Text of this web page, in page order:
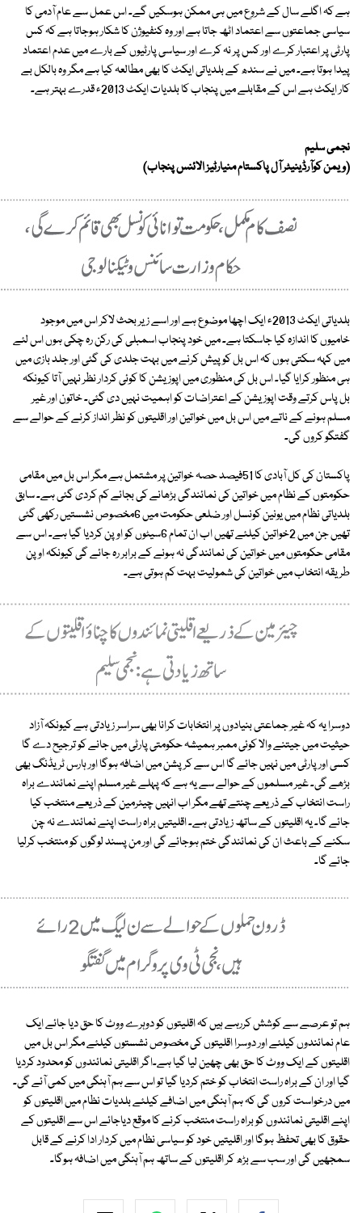
ہے کہ اگلے سال کے شروع میں ہی ممکن ہوسکیں گے۔ اس عمل سے عام آدمی کا
سیاسی جماعتوں سے اعتماد اٹھ جاتا ہے اور وہ کنفیوژن کا شکار ہوجاتا ہے کہ کس
پارٹی پر اعتبار کرے اور کس پر نہ کرے اور سیاسی پارٹیوں کے بارے میں عدم اعتماد
پیدا ہوتا ہے۔ میں نے سندھ کے بلدیاتی ایکٹ کا بھی مطالعہ کیا ہے مگر وہ بالکل بے
کار ایکٹ ہے اس کے مقابلے میں پنجاب کا بلدیات ایکٹ 2013ء قدرے بہتر ہے۔
نجمی سلیم
(ویمن کوآرڈینیٹر آل پاکستام منیارٹیز الائنس پنجاب)
بلدیاتی ایکٹ 2013ء ایک اچھا موضوع ہے اور اسے زیر بحث لاکر اس میں موجود
خامیوں کا اندازہ کیا جاسکتا ہے۔ میں خود پنجاب اسمبلی کی رکن رہ چکی ہوں اس لئے
میں کہہ سکتی ہوں کہ اس بل کو پیش کرنے میں بہت جلدی کی گئی اور جلد بازی میں
ہی منظور کرایا گیا۔ اس بل کی منظوری میں اپوزیشن کا کوئی کردار نظر نہیں آتا کیونکہ
بل پاس کرتے وقت اپوزیشن کے اعتراضات کو اہمیت نہیں دی گئی۔ خاتون اور غیر
مسلم ہونے کے ناتے میں اس بل میں خواتین اور اقلیتوں کو نظر انداز کرنے کے حوالے سے
گفتگو کروں گی۔
پاکستان کی کل آبادی کا 51فیصد حصہ خواتین پر مشتمل ہے مگر اس بل میں مقامی
حکومتوں کے نظام میں خواتین کی نمائندگی بڑھانے کی بجائے کم کردی گئی ہے۔ سابق
بلدیاتی نظام میں یونین کونسل اور ضلعی حکومت میں 6مخصوص نشستیں رکھی گئی
تھیں جن میں 2خواتین کیلئے تھیں اب ان تمام 6سیٹوں کو اوپن کردیا گیا ہے۔ اس سے
مقامی حکومتوں میں خواتین کی نمائندگی نہ ہونے کے برابر رہ جائے گی کیونکہ اوپن
طریقہ انتخاب میں خواتین کی شمولیت بہت کم ہوتی ہے۔
دوسرا یہ کہ غیر جماعتی بنیادوں پر انتخابات کرانا بھی سراسر زیادتی ہے کیونکہ آزاد
حیثیت میں جیتنے والا کوئی ممبر ہمیشہ حکومتی پارٹی میں جانے کو ترجیح دے گا
کسی اور پارٹی میں نہیں جائے گا اس سے کرپشن میں اضافہ ہوگا اور ہارس ٹریڈنگ بھی
بڑھے گی۔ غیر مسلموں کے حوالے سے یہ ہے کہ پہلے غیر مسلم اپنے نمائندے براہ
راست انتخاب کے ذریعے چنتے تھے مگر اب انہیں چیئرمین کے ذریعے منتخب کیا
جائے گا۔ یہ اقلیتوں کے ساتھ زیادتی ہے۔ اقلیتیں براہ راست اپنے نمائندے نہ چن
سکنے کے باعث ان کی نمائندگی ختم ہوجائے گی اور من پسند لوگوں کو منتخب کرلیا
جائے گا۔
ہم تو عرصے سے کوشش کررہے ہیں کہ اقلیتوں کو دوہرے ووٹ کا حق دیا جائے ایک
عام نمائندوں کیلئے اور دوسرا اقلیتوں کی مخصوص نشستوں کیلئے مگر اس بل میں
اقلیتوں کے ایک ووٹ کا حق بھی چھین لیا گیا ہے۔اگر اقلیتی نمائندوں کو محدود کردیا
گیا اور ان کے براہ راست انتخاب کو ختم کردیا گیا تو اس سے ہم آہنگی میں کمی آئے گی۔
میں درخواست کروں گی کہ ہم آہنگی میں اضافے کیلئے بلدیات نظام میں اقلیتوں کو
اپنے اقلیتی نمائندوں کو براہ راست منتخب کرنے کا موقع دیاجائے اس سے اقلیتوں کے
حقوق کا بھی تحفظ ہوگا اور اقلیتیں خود کو سیاسی نظام میں کردار ادا کرنے کے قابل
سمجھیں گی اور سب سے بڑھ کر اقلیتوں کے ساتھ ہم آہنگی میں اضافہ ہوگا۔